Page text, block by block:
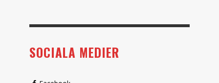
SOCIALA MEDIER